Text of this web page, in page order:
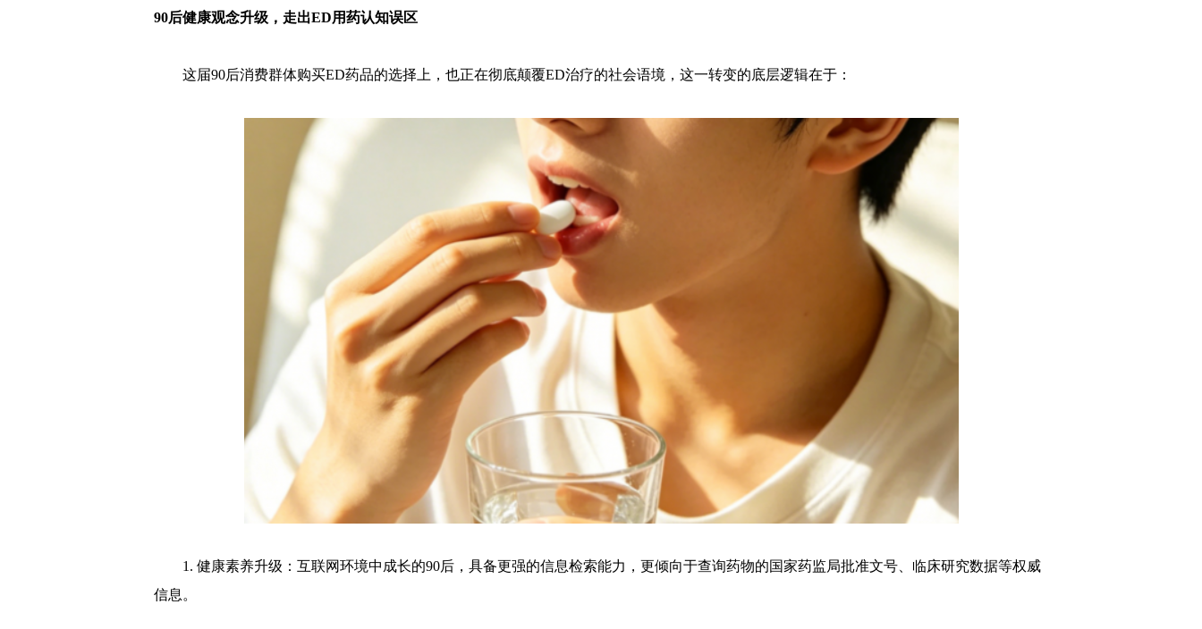
90后健康观念升级，走出ED用药认知误区
这届90后消费群体购买ED药品的选择上，也正在彻底颠覆ED治疗的社会语境，这一转变的底层逻辑在于：
1. 健康素养升级：互联网环境中成长的90后，具备更强的信息检索能力，更倾向于查询药物的国家药监局批准文号、临床研究数据等权威
信息。